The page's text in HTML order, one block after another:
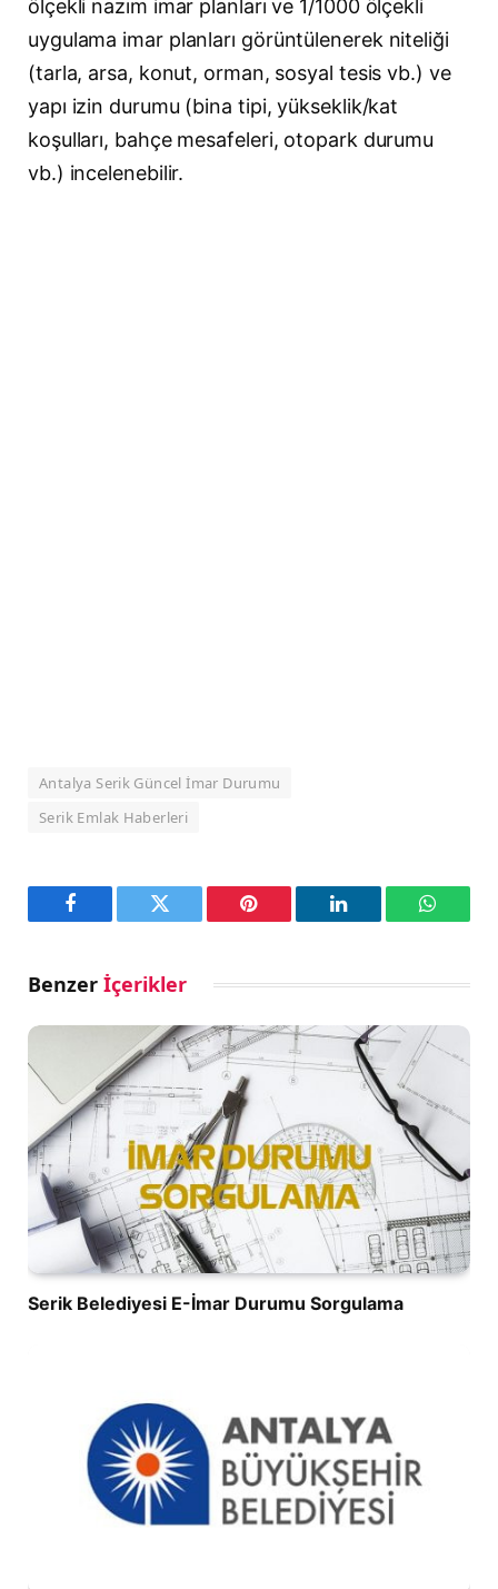
ölçekli nazım imar planları ve 1/1000 ölçekli
uygulama imar planları görüntülenerek niteliği
(tarla, arsa, konut, orman, sosyal tesis vb.) ve
yapı izin durumu (bina tipi, yükseklik/kat
koşulları, bahçe mesafeleri, otopark durumu
vb.) incelenebilir.
Antalya Serik Güncel İmar Durumu
Serik Emlak Haberleri
Facebook Twitter Pinterest LinkedIn
Benzer İçerikler
Serik Belediyesi E-İmar Durumu Sorgulama